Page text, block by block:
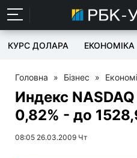
КУРС ДОЛАРА ЕКОНОМІКА
Головна » Бізнес »
Индекс
0,82% - до
08:05 26.03.2009 Чт